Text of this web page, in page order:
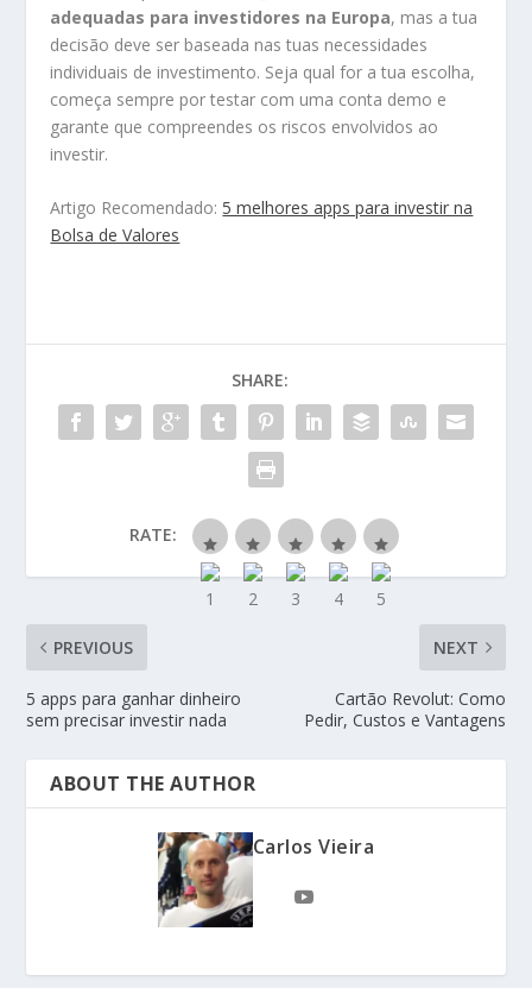
adequadas para investidores na Europa, mas a tua
decisão deve ser baseada nas tuas necessidades
individuais de investimento. Seja qual for a tua escolha,
começa sempre por testar com uma conta demo e
garante que compreendes os riscos envolvidos ao
investir.
Artigo Recomendado: 5 melhores apps para investir na
Bolsa de Valores
SHARE:
RATE:
PREVIOUS
5 apps para ganhar dinheiro
sem precisar investir nada
NEXT
Cartão Revolut: Como
Pedir, Custos e Vantagens
ABOUT THE AUTHOR
Carlos Vieira